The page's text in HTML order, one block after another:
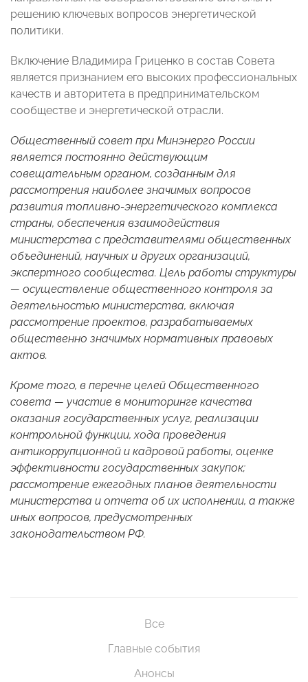
решению ключевых вопросов энергетической
политики.
Включение Владимира Гриценко в состав Совета
является признанием его высоких профессиональных
качеств и авторитета в предпринимательском
сообществе и энергетической отрасли.
Общественный совет при Минэнерго России
является постоянно действующим
совещательным органом, созданным для
рассмотрения наиболее значимых вопросов
развития топливно-энергетического комплекса
страны, обеспечения взаимодействия
министерства с представителями общественных
объединений, научных и других организаций,
экспертного сообщества. Цель работы структуры
— осуществление общественного контроля за
деятельностью министерства, включая
рассмотрение проектов, разрабатываемых
общественно значимых нормативных правовых
актов.
Кроме того, в перечне целей Общественного
совета — участие в мониторинге качества
оказания государственных услуг, реализации
контрольной функции, хода проведения
антикоррупционной и кадровой работы, оценке
эффективности государственных закупок;
рассмотрение ежегодных планов деятельности
министерства и отчета об их исполнении, а также
иных вопросов, предусмотренных
законодательством РФ.
Все
Главные события
Анонсы